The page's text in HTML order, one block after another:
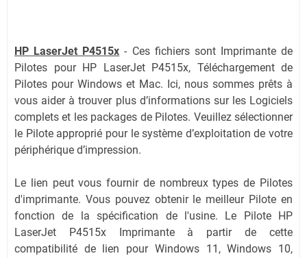
HP LaserJet P4515x - Ces fichiers sont Imprimante de
Pilotes pour HP LaserJet P4515x, Téléchargement de
Pilotes pour Windows et Mac. Ici, nous sommes prêts à
vous aider à trouver plus d’informations sur les Logiciels
complets et les packages de Pilotes. Veuillez sélectionner
le Pilote approprié pour le système d’exploitation de votre
périphérique d’impression.
Le lien peut vous fournir de nombreux types de Pilotes
d'imprimante. Vous pouvez obtenir le meilleur Pilote en
fonction de la spécification de l'usine. Le Pilote HP
LaserJet P4515x Imprimante à partir de cette
compatibilité de lien pour Windows 11, Windows 10,